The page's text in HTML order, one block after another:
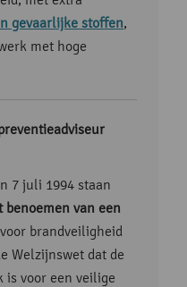
gevaarlijke stoffen,
met hoge
7 juli 1994 staan
benoemen van een
voor brandveiligheid
Welzijnswet dat de
is voor een veilige